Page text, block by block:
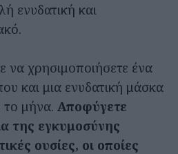
ενυδατική και
να χρησιμοποιήσετε ένα
και μια ενυδατική μάσκα
μήνα. Αποφύγετε
της εγκυμοσύνης
ουσίες, οι οποίες